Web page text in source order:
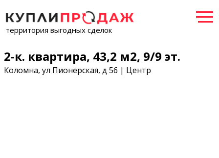
территория выгодных сделок
2-к. квартира, 43,2 м2, 9/9 эт.
Коломна, ул Пионерская, д 56 | Центр